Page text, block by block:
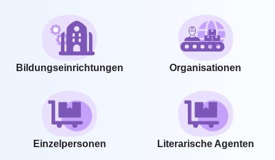
Bildungseinrichtungen Organisationen
Einzelpersonen Literarische Agenten